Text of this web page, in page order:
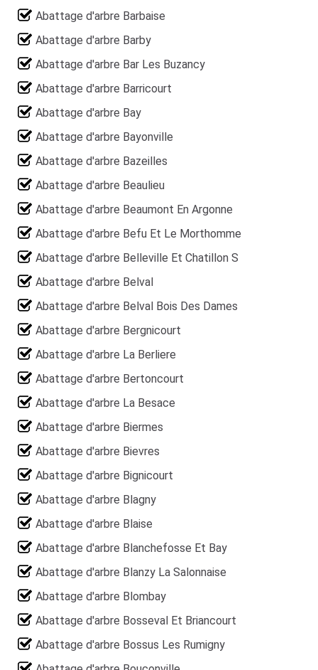
Abattage d'arbre Barbaise
Abattage d'arbre Barby
Abattage d'arbre Bar Les Buzancy
Abattage d'arbre Barricourt
Abattage d'arbre Bay
Abattage d'arbre Bayonville
Abattage d'arbre Bazeilles
Abattage d'arbre Beaulieu
Abattage d'arbre Beaumont En Argonne
Abattage d'arbre Befu Et Le Morthomme
Abattage d'arbre Belleville Et Chatillon S
Abattage d'arbre Belval
Abattage d'arbre Belval Bois Des Dames
Abattage d'arbre Bergnicourt
Abattage d'arbre La Berliere
Abattage d'arbre Bertoncourt
Abattage d'arbre La Besace
Abattage d'arbre Biermes
Abattage d'arbre Bievres
Abattage d'arbre Bignicourt
Abattage d'arbre Blagny
Abattage d'arbre Blaise
Abattage d'arbre Blanchefosse Et Bay
Abattage d'arbre Blanzy La Salonnaise
Abattage d'arbre Blombay
Abattage d'arbre Bosseval Et Briancourt
Abattage d'arbre Bossus Les Rumigny